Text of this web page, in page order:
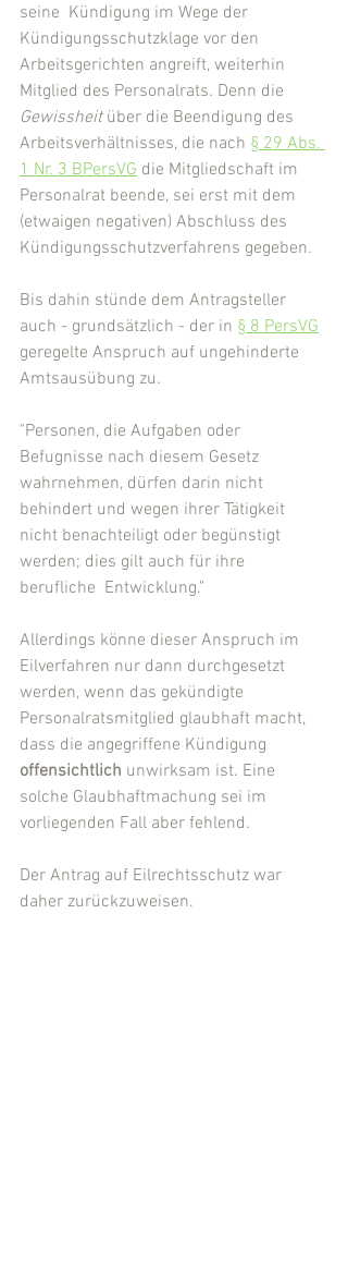
seine  Kündigung im Wege der
Kündigungsschutzklage vor den
Arbeitsgerichten angreift, weiterhin
Mitglied des Personalrats. Denn die
Gewissheit über die Beendigung des
Arbeitsverhältnisses, die nach § 29 Abs.
1 Nr. 3 BPersVG die Mitgliedschaft im
Personalrat beende, sei erst mit dem
(etwaigen negativen) Abschluss des
Kündigungsschutzverfahrens gegeben.
Bis dahin stünde dem Antragsteller
auch - grundsätzlich - der in § 8 PersVG
geregelte Anspruch auf ungehinderte
Amtsausübung zu.
"Personen, die Aufgaben oder
Befugnisse nach diesem Gesetz
wahrnehmen, dürfen darin nicht
behindert und wegen ihrer Tätigkeit
nicht benachteiligt oder begünstigt
werden; dies gilt auch für ihre
berufliche  Entwicklung."
Allerdings könne dieser Anspruch im
Eilverfahren nur dann durchgesetzt
werden, wenn das gekündigte
Personalratsmitglied glaubhaft macht,
dass die angegriffene Kündigung
offensichtlich unwirksam ist. Eine
solche Glaubhaftmachung sei im
vorliegenden Fall aber fehlend.
Der Antrag auf Eilrechtsschutz war
daher zurückzuweisen.